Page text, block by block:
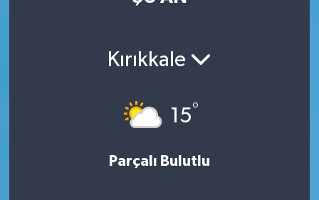
Kırıkkale
15°
Parçalı Bulutlu